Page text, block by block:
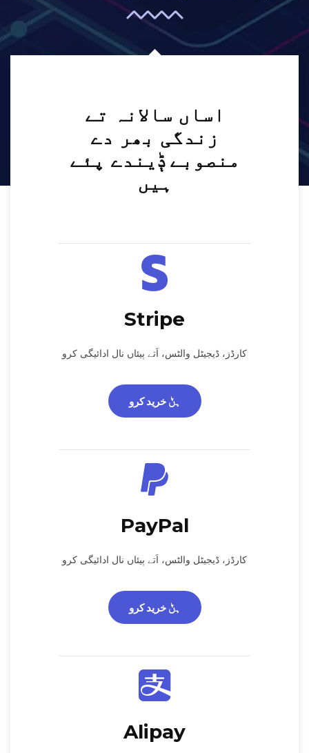
اساں سالانہ تے
زندگی بھر دے
منصوبے ݙیندے پئے
ہیں
Stripe
کارڈز، ڈیجیٹل والٹس، اَتے ٻیئاں نال ادائیگی کرو
ہݨ خرید کرو
PayPal
کارڈز، ڈیجیٹل والٹس، اَتے ٻیئاں نال ادائیگی کرو
ہݨ خرید کرو
Alipay